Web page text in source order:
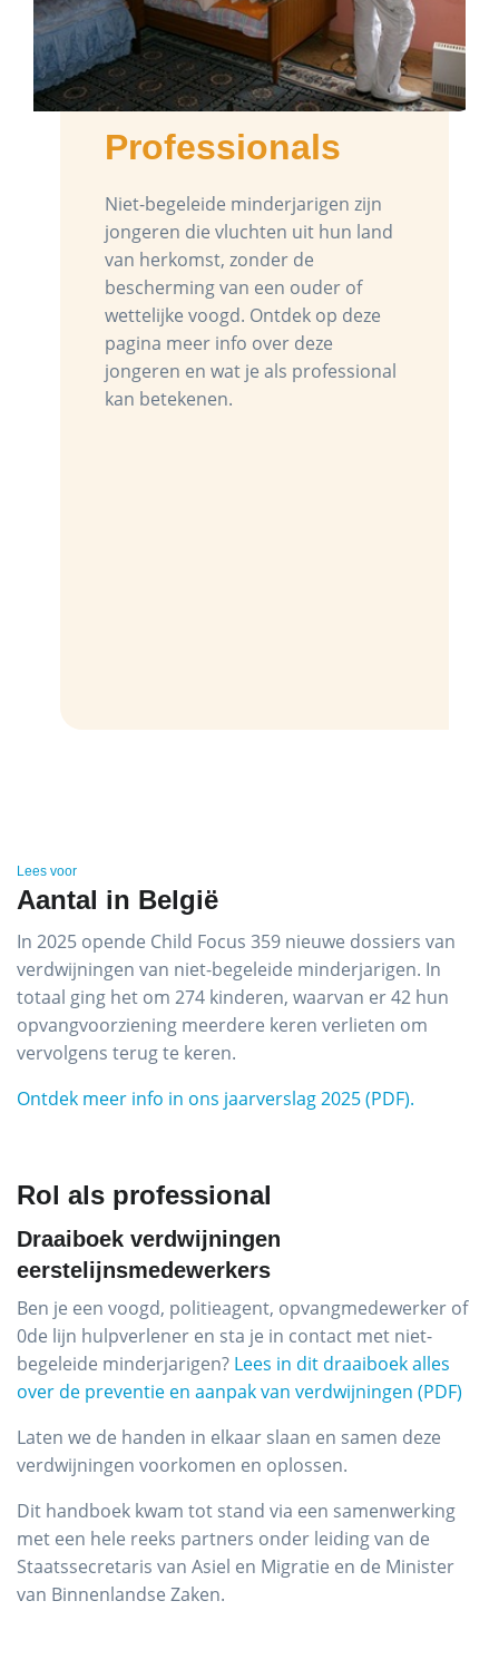
Professionals
Niet-begeleide minderjarigen zijn
jongeren die vluchten uit hun land
van herkomst, zonder de
bescherming van een ouder of
wettelijke voogd. Ontdek op deze
pagina meer info over deze
jongeren en wat je als professional
kan betekenen.
Lees voor
Aantal in België
In 2025 opende Child Focus 359 nieuwe dossiers van
verdwijningen van niet-begeleide minderjarigen. In
totaal ging het om 274 kinderen, waarvan er 42 hun
opvangvoorziening meerdere keren verlieten om
vervolgens terug te keren.
Ontdek meer info in ons jaarverslag 2025 (PDF).
Rol als professional
Draaiboek verdwijningen
eerstelijnsmedewerkers
Ben je een voogd, politieagent, opvangmedewerker of
0de lijn hulpverlener en sta je in contact met niet-
begeleide minderjarigen? Lees in dit draaiboek alles
over de preventie en aanpak van verdwijningen (PDF)
Laten we de handen in elkaar slaan en samen deze
verdwijningen voorkomen en oplossen.
Dit handboek kwam tot stand via een samenwerking
met een hele reeks partners onder leiding van de
Staatssecretaris van Asiel en Migratie en de Minister
van Binnenlandse Zaken.